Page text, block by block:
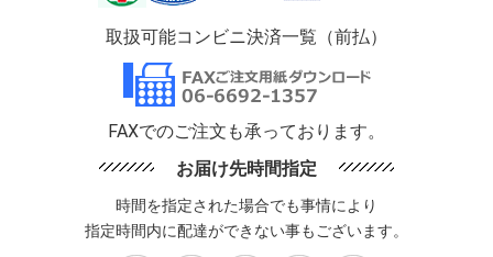
取扱可能コンビニ決済一覧（前払）
FAXでのご注文も承っております。
お届け先時間指定
時間を指定された場合でも事情により
指定時間内に配達ができない事もございます。